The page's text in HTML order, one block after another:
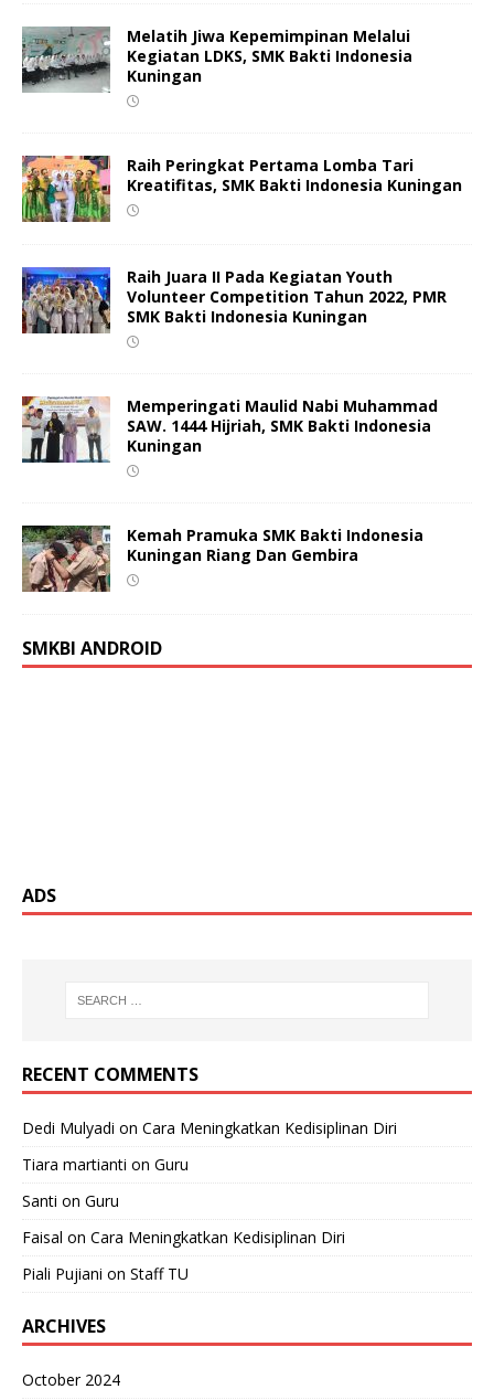
Melatih Jiwa Kepemimpinan Melalui
Kegiatan LDKS, SMK Bakti Indonesia
Kuningan
Raih Peringkat Pertama Lomba Tari
Kreatifitas, SMK Bakti Indonesia Kuningan
Raih Juara II Pada Kegiatan Youth
Volunteer Competition Tahun 2022, PMR
SMK Bakti Indonesia Kuningan
Memperingati Maulid Nabi Muhammad
SAW. 1444 Hijriah, SMK Bakti Indonesia
Kuningan
Kemah Pramuka SMK Bakti Indonesia
Kuningan Riang Dan Gembira
SMKBI ANDROID
ADS
RECENT COMMENTS
Dedi Mulyadi on Cara Meningkatkan Kedisiplinan Diri
Tiara martianti on Guru
Santi on Guru
Faisal on Cara Meningkatkan Kedisiplinan Diri
Piali Pujiani on Staff TU
ARCHIVES
October 2024